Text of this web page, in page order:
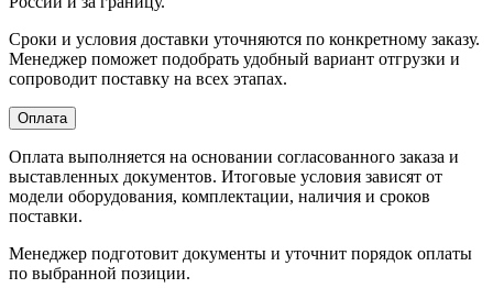
Сроки и условия доставки уточняются по конкретному заказу.
Менеджер поможет подобрать удобный вариант отгрузки и
сопроводит поставку на всех этапах.
Оплата
Оплата выполняется на основании согласованного заказа и
выставленных документов. Итоговые условия зависят от
модели оборудования, комплектации, наличия и сроков
поставки.
Менеджер подготовит документы и уточнит порядок оплаты
по выбранной позиции.